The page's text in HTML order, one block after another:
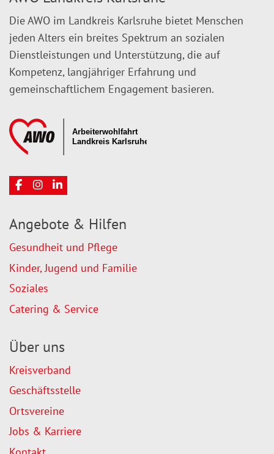
Die AWO im Landkreis Karlsruhe bietet Menschen
jeden Alters ein breites Spektrum an sozialen
Dienstleistungen und Unterstützung, die auf
Kompetenz, langjähriger Erfahrung und
gemeinschaftlichem Engagement basieren.
Angebote & Hilfen
Gesundheit und Pflege
Kinder, Jugend und Familie
Soziales
Catering & Service
Über uns
Kreisverband
Geschäftsstelle
Ortsvereine
Jobs & Karriere